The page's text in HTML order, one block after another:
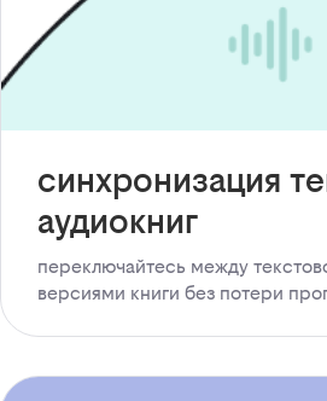
синхронизация
аудиокниг
переключайтесь между
версиями книги без потери